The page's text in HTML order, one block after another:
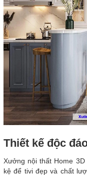
Thiết kế độc
Xưởng nội thất Home
kệ để tivi đẹp và chất